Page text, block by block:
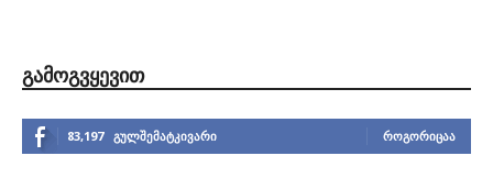
ᲒᲐᲛᲝᲒᲕᲧᲔᲕᲘᲗ
83,197 გულშემატკივარი ᲠᲝᲒᲝᲠᲘᲪᲐᲐ